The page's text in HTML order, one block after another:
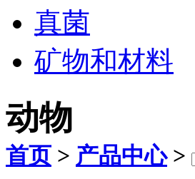
真菌
矿物和材料
动物
首页 > 产品中心>